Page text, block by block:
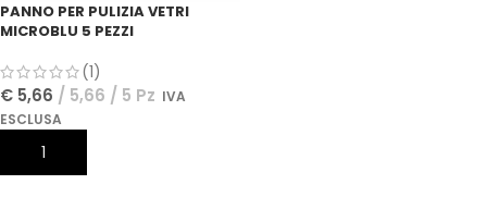
PANNO PER PULIZIA VETRI
MICROBLU 5 PEZZI
(1)
€ 5,66 5,66 / 5 Pz IVA
ESCLUSA
AGGIUNGI AL CARRELLO